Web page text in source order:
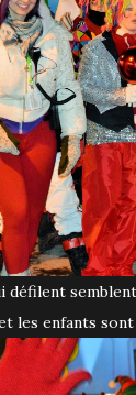
les enfants